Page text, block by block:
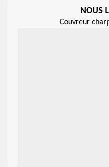
NOUS
Couvreur